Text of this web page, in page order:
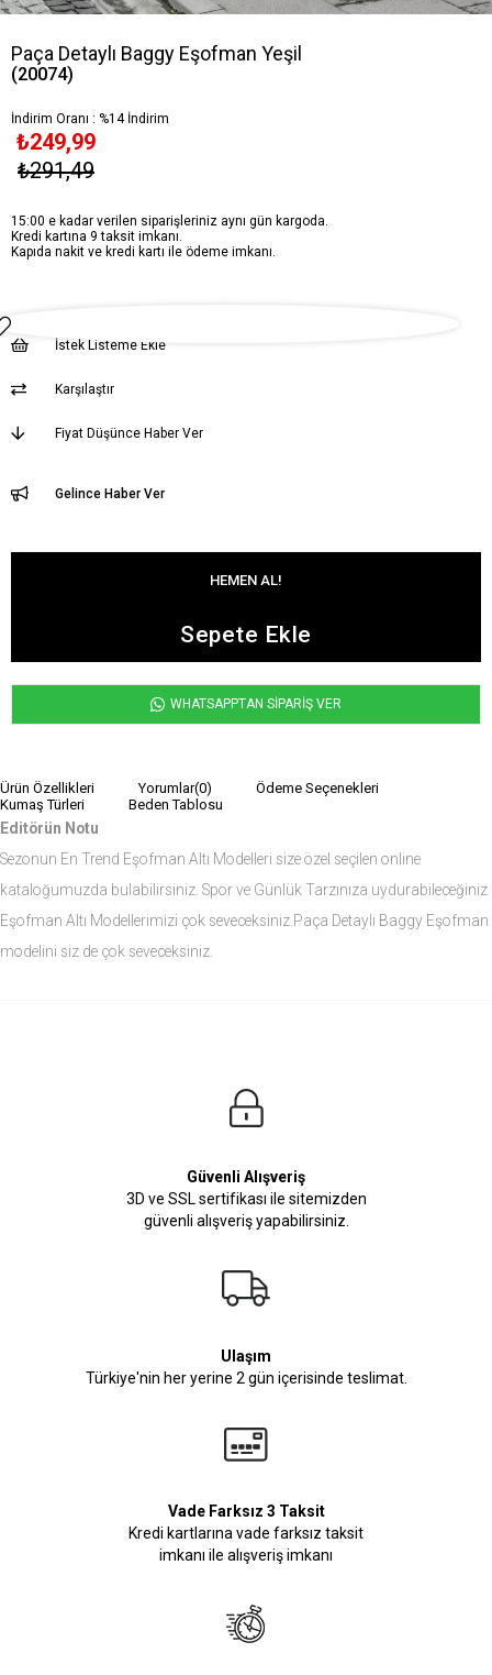
Paça Detaylı Baggy Eşofman Yeşil
(20074)
İndirim Oranı : %14İndirim
₺291,49
₺249,99
15:00 e kadar verilen siparişleriniz aynı gün kargoda.
Kredi kartına 9 taksit imkanı.
Kapıda nakit ve kredi kartı ile ödeme imkanı.
İstek Listeme Ekle
Karşılaştır
Fiyat Düşünce Haber Ver
Gelince Haber Ver
WHATSAPPTAN SİPARİŞ VER
Ürün Özellikleri Yorumlar(0)
Ödeme Seçenekleri
Kumaş Türleri
Beden Tablosu
Editörün Notu
Sezonun En Trend Eşofman Altı Modelleri size özel seçilen online
kataloğumuzda bulabilirsiniz. Spor ve Günlük Tarzınıza uydurabileceğiniz
Eşofman Altı Modellerimizi çok seveceksiniz.Paça Detaylı Baggy Eşofman
modelini siz de çok seveceksiniz.
Manken Bedenleri Üst Grup M, Alt Grup 33 Beden ( Medium )
Güvenli Alışveriş
3D ve SSL sertifikası ile sitemizden
güvenli alışveriş yapabilirsiniz.
Ulaşım
Türkiye'nin her yerine 2 gün içerisinde teslimat.
Vade Farksız 3 Taksit
Kredi kartlarına vade farksız taksit
imkanı ile alışveriş imkanı